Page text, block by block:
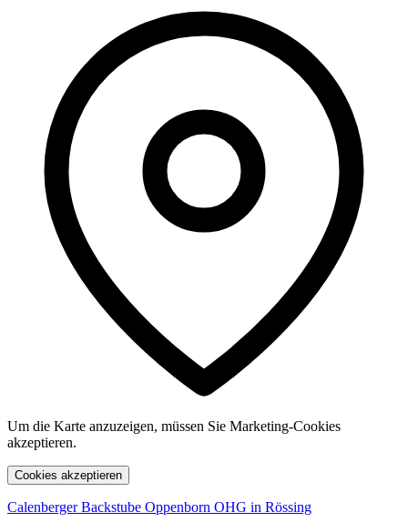
Um die Karte anzuzeigen, müssen Sie Marketing-Cookies
akzeptieren.
Cookies akzeptieren
Calenberger Backstube Oppenborn OHG in Rössing